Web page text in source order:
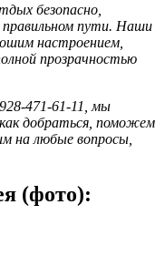
безопасно,
пути. Наши
настроением,
прозрачностью
471-61-11, мы
добраться, поможем
на любые вопросы,
(фото):